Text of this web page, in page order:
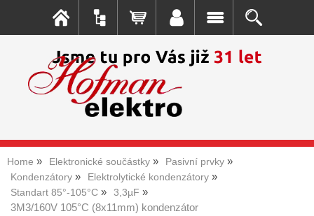
Home Elektronické součástky
Pasivní prvky
Kondenzátory
Elektrolytické kondenzátory
Standart 85°-105°C
3,3µF
3M3/160V 105°C (8x11mm) kondenzátor